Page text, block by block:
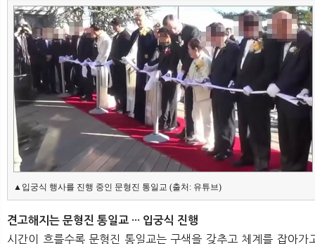
▲입궁식 행사를 진행 중인 문형진 통일교 (출처: 유튜브)
견고해지는 문형진 통일교 ··· 입궁식 진행
시간이 흐를수록 문형진 통일교는 구색을 갖추고 체계를 잡아가